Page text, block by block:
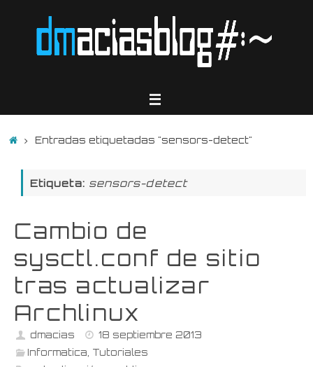
InicioEntradas etiquetadas "sensors-detect"
Etiqueta: sensors-detect
Cambio de
sysctl.conf de sitio
tras actualizar
Archlinux
dmacias
18 septiembre 2013
Informatica Tutoriales